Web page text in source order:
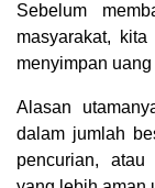
Sebelum
masyarakat,
menyimpan
Alasan
dalam jumlah
pencurian,